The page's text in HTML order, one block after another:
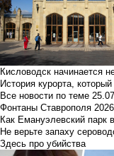
Кисловодск начинается
История курорта,
Все новости по теме
Фонтаны Ставрополя
Как Емануэлевский парк
Не верьте запаху
Здесь про убийства